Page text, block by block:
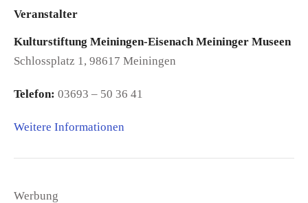
Veranstalter
Kulturstiftung Meiningen-Eisenach Meininger Museen
Schlossplatz 1, 98617 Meiningen
Telefon: 03693 – 50 36 41
Weitere Informationen
Werbung